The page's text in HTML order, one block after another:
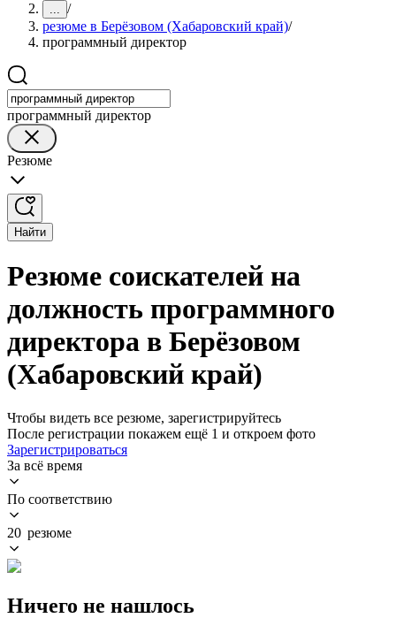
... /
резюме в Берёзовом (Хабаровский край)/
программный директор
программный директор
Резюме
Найти
Резюме соискателей на
должность программного
директора в Берёзовом
(Хабаровский край)
Чтобы видеть все резюме, зарегистрируйтесь
После регистрации покажем ещё 1 и откроем фото
Зарегистрироваться
За всё время
По соответствию
20 резюме
Ничего не нашлось